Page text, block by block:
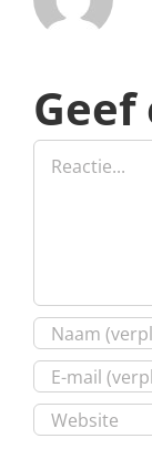
Reactie